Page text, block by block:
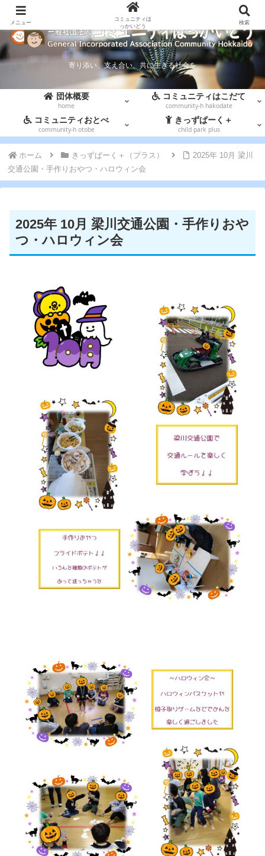
寄り添い、支え合い、共に生きる社会を
団体概要
home
コミュニティはこだて
community-h hakodate
コミュニティおとべ
community-h otobe
きっずぱーく＋
child park plus
ホーム きっずぱーく＋（プラス）
2025年 10月 梁川
交通公園・手作りおやつ・ハロウィン会
2025年 10月 梁川交通公園・手作りおや
つ・ハロウィン会
メニュー
コミュニティほ
っかいどう
検索